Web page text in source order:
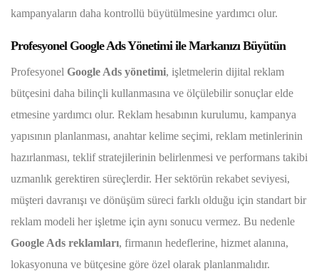
kampanyaların daha kontrollü büyütülmesine yardımcı olur.
Profesyonel Google Ads Yönetimi ile Markanızı Büyütün
Profesyonel Google Ads yönetimi, işletmelerin dijital reklam
bütçesini daha bilinçli kullanmasına ve ölçülebilir sonuçlar elde
etmesine yardımcı olur. Reklam hesabının kurulumu, kampanya
yapısının planlanması, anahtar kelime seçimi, reklam metinlerinin
hazırlanması, teklif stratejilerinin belirlenmesi ve performans takibi
uzmanlık gerektiren süreçlerdir. Her sektörün rekabet seviyesi,
müşteri davranışı ve dönüşüm süreci farklı olduğu için standart bir
reklam modeli her işletme için aynı sonucu vermez. Bu nedenle
Google Ads reklamları, firmanın hedeflerine, hizmet alanına,
lokasyonuna ve bütçesine göre özel olarak planlanmalıdır.